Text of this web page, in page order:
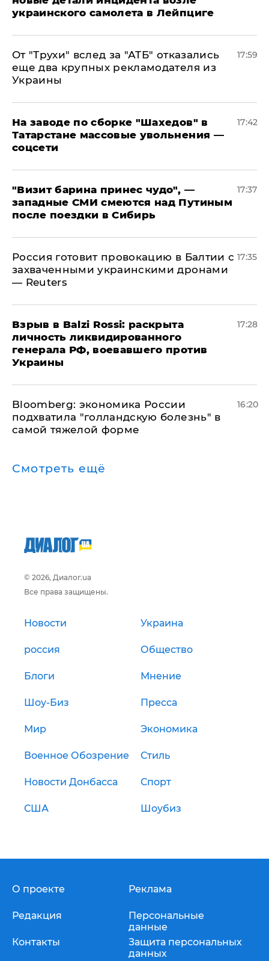
украинского самолета в Лейпциге
От "Трухи" вслед за "АТБ" отказались
еще два крупных рекламодателя из
Украины
17:59
На заводе по сборке "Шахедов" в
Татарстане массовые увольнения —
соцсети
17:42
"Визит барина принес чудо", —
западные СМИ смеются над Путиным
после поездки в Сибирь
17:37
​Россия готовит провокацию в Балтии с
захваченными украинскими дронами
— Reuters
17:35
​Взрыв в Balzi Rossi: раскрыта
личность ликвидированного
генерала РФ, воевавшего против
Украины
17:28
Bloomberg: экономика России
подхватила "голландскую болезнь" в
самой тяжелой форме
16:20
Смотреть ещё
© 2026, Диалог.ua
Все права защищены.
Новости Украина
россия Общество
Блоги Мнение
Шоу-Биз Пресса
Мир Экономика
Военное Обозрение Стиль
Новости Донбасса Спорт
США Шоубиз
О проекте
Редакция
Контакты
Реклама
Персональные
данные
Защита персональных
данных